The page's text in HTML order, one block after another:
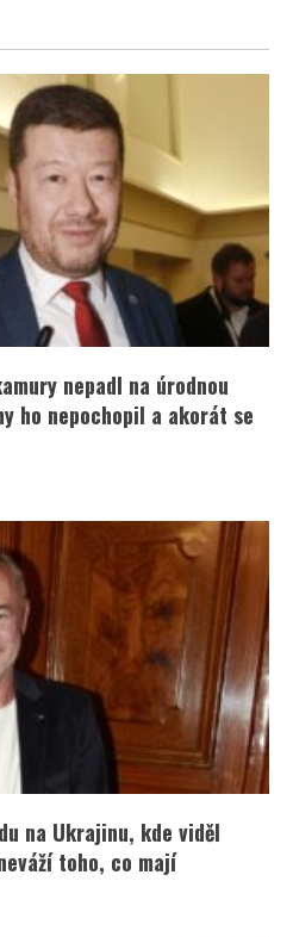
nepadl na úrodnou
ho nepochopil a akorát se
na Ukrajinu, kde viděl
toho, co mají